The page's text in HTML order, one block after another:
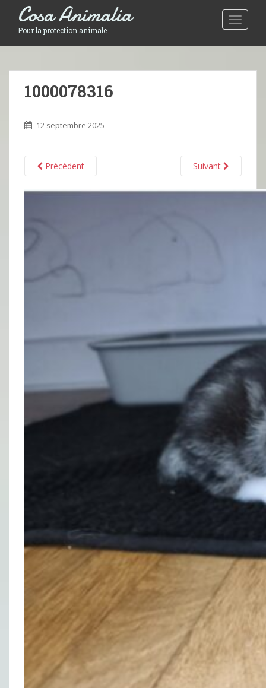
Toggle
Cosa Animalia
Pour la protection animale
1000078316
12 septembre 2025
Précédent Suivant